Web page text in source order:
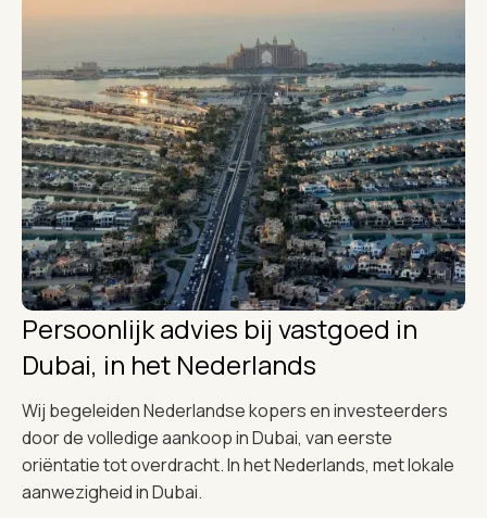
Persoonlijk advies bij vastgoed in
Dubai, in het Nederlands
Wij begeleiden Nederlandse kopers en investeerders
door de volledige aankoop in Dubai, van eerste
oriëntatie tot overdracht. In het Nederlands, met lokale
aanwezigheid in Dubai.